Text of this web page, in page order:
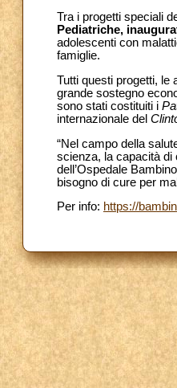
Tra i progetti speciali
Pediatriche,
adolescenti con
famiglie.
Tutti questi progetti, le
grande sostegno
sono stati costituiti i
internazionale del
“Nel campo della
scienza, la capacità di
dell’Ospedale
bisogno di cure per
Per info: https://